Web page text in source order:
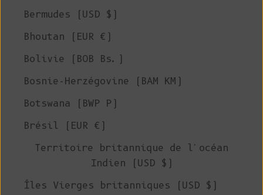
Bermudes (USD $)
Bhoutan (EUR €)
Bolivie (BOB Bs.)
Bosnie-Herzégovine (BAM КМ)
Botswana (BWP P)
Brésil (EUR €)
Territoire britannique de l'océan
Indien (USD $)
Îles Vierges britanniques (USD $)